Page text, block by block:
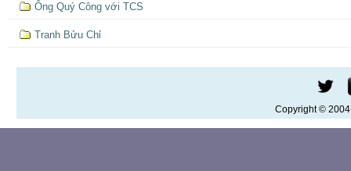
Ông Quý Công với TCS
Tranh Bửu Chỉ
Copyright ©